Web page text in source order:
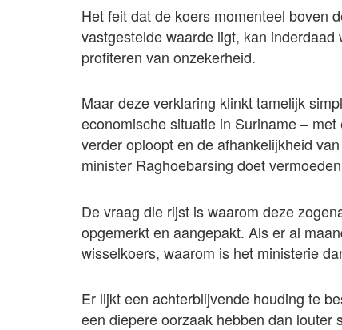
Het feit dat de koers momenteel boven
vastgestelde waarde ligt, kan
profiteren van onzekerheid.
Maar deze verklaring klinkt tamelijk
economische situatie in Suriname –
verder oploopt en de afhankelijkheid
minister Raghoebarsing doet
De vraag die rijst is waarom deze
opgemerkt en aangepakt. Als er al
wisselkoers, waarom is het ministerie
Er lijkt een achterblijvende houding te
een diepere oorzaak hebben dan louter